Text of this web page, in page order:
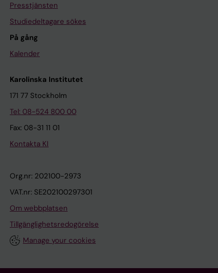
Presstjänsten
Studiedeltagare sökes
På gång
Kalender
Karolinska Institutet
171 77 Stockholm
Tel: 08-524 800 00
Fax: 08-31 11 01
Kontakta KI
Org.nr: 202100-2973
VAT.nr: SE202100297301
Om webbplatsen
Tillgänglighetsredogörelse
Manage your cookies